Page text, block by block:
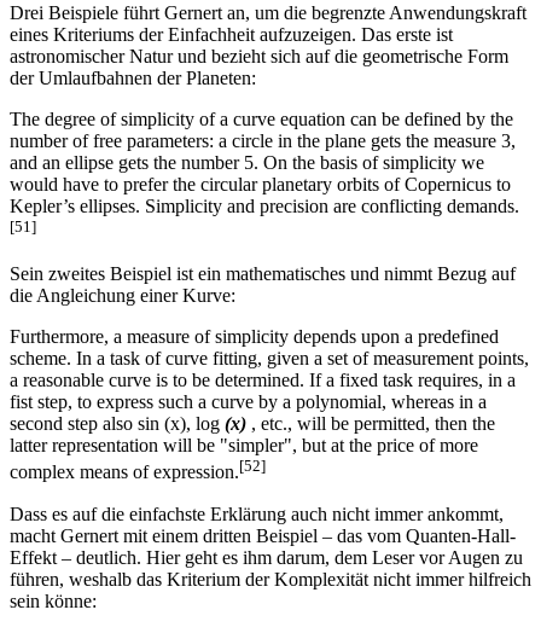
Drei Beispiele führt Gernert an, um die begrenzte Anwendungskraft
eines Kriteriums der Einfachheit aufzuzeigen. Das erste ist
astronomischer Natur und bezieht sich auf die geometrische Form
der Umlaufbahnen der Planeten:
The degree of simplicity of a curve equation can be defined by the
number of free parameters: a circle in the plane gets the measure 3,
and an ellipse gets the number 5. On the basis of simplicity we
would have to prefer the circular planetary orbits of Copernicus to
Kepler’s ellipses. Simplicity and precision are conflicting demands.
[51]
Sein zweites Beispiel ist ein mathematisches und nimmt Bezug auf
die Angleichung einer Kurve:
Furthermore, a measure of simplicity depends upon a predefined
scheme. In a task of curve fitting, given a set of measurement points,
a reasonable curve is to be determined. If a fixed task requires, in a
fist step, to express such a curve by a polynomial, whereas in a
second step also sin (x), log (x) , etc., will be permitted, then the
latter representation will be "simpler", but at the price of more
complex means of expression.[52]
Dass es auf die einfachste Erklärung auch nicht immer ankommt,
macht Gernert mit einem dritten Beispiel – das vom Quanten-Hall-
Effekt – deutlich. Hier geht es ihm darum, dem Leser vor Augen zu
führen, weshalb das Kriterium der Komplexität nicht immer hilfreich
sein könne: